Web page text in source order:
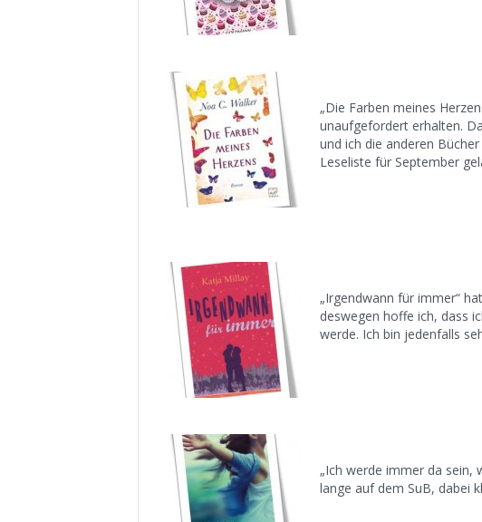
„Die Farben meines
unaufgefordert erhalten.
und ich die anderen
Leseliste für September
„Irgendwann für immer“
deswegen hoffe ich, dass
werde. Ich bin jedenfalls
„Ich werde immer da sein,
lange auf dem SuB, dabei